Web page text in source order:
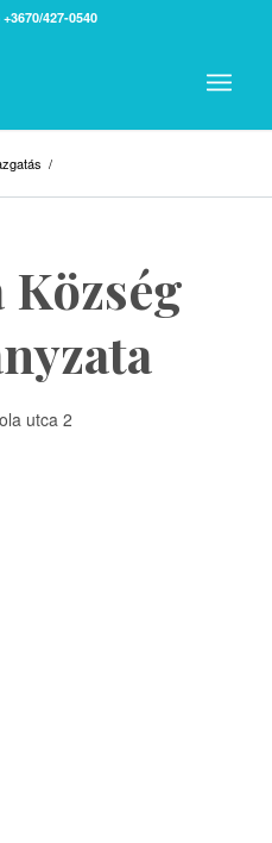
+3670/427-0540
/
utca 2